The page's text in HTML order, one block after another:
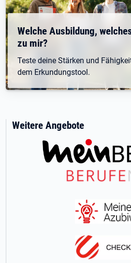
Welche Ausbildung,
zu mir?
Teste deine Stärken und
dem Erkundungstool.
Weitere Angebote